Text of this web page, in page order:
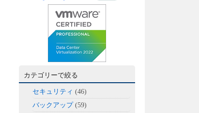
カテゴリーで絞る
セキュリティ (46)
バックアップ(59)